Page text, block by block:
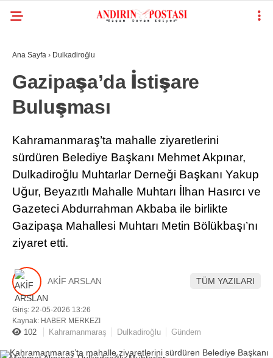
Hattı
KAHRAMANMARAŞ
SIYASET
EKONOMI
YAYINLAR
SPOR
RESMI İLANLAR
SANAT EDEBIYAT
HABER ARŞIVI
Ana Sayfa › Dulkadiroğlu
Gazipaşa’da İstişare
Buluşması
Kahramanmaraş’ta mahalle ziyaretlerini
sürdüren Belediye Başkanı Mehmet Akpınar,
Dulkadiroğlu Muhtarlar Derneği Başkanı Yakup
Uğur, Beyazıtlı Mahalle Muhtarı İlhan Hasırcı ve
Gazeteci Abdurrahman Akbaba ile birlikte
Gazipaşa Mahallesi Muhtarı Metin Bölükbaşı’nı
ziyaret etti.
AKİF ARSLAN TÜM YAZILARI
Giriş: 22-05-2026 13:26
Kaynak: HABER MERKEZI
102 Kahramanmaraş Dulkadiroğlu Gündem